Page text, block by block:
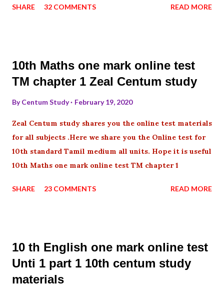
SHARE 32 COMMENTS READ MORE
10th Maths one mark online test
TM chapter 1 Zeal Centum study
ByCentum Study February 19, 2020
Zeal Centum study shares you the online test materials
for all subjects .Here we share you the Online test for
10th standard Tamil medium all units. Hope it is useful
10th Maths one mark online test TM chapter 1
SHARE 23 COMMENTS READ MORE
10 th English one mark online test
Unti 1 part 1 10th centum study
materials